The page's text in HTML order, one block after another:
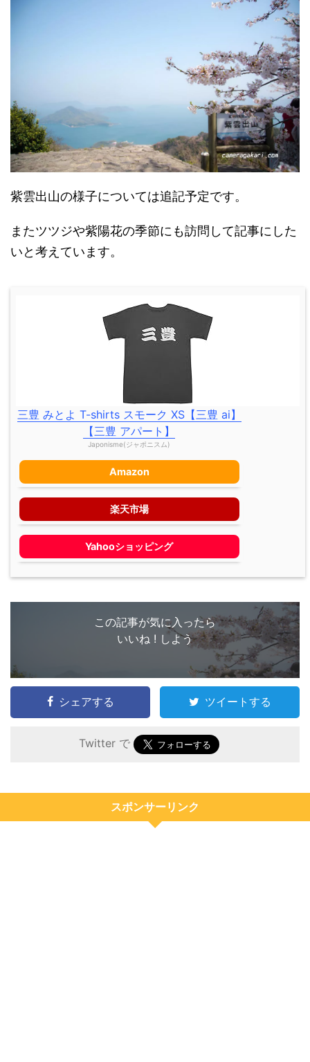
紫雲出山の様子については追記予定です。
またツツジや紫陽花の季節にも訪問して記事にした
いと考えています。
三豊 みとよ T-shirts スモーク XS【三豊 ai】
【三豊 アパート】
Japonisme(ジャポニスム)
Amazon
楽天市場
Yahooショッピング
この記事が気に入ったら
いいね ! しよう
シェアする ツイートする
Twitter で
スポンサーリンク